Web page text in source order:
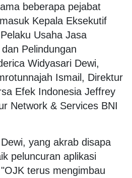
beberapa pejabat
Kepala Eksekutif
Usaha Jasa
Pelindungan
Widyasari Dewi,
Ismail, Direktur
Efek Indonesia Jeffrey
Network & Services BNI
yang akrab disapa
peluncuran aplikasi
terus mengimbau